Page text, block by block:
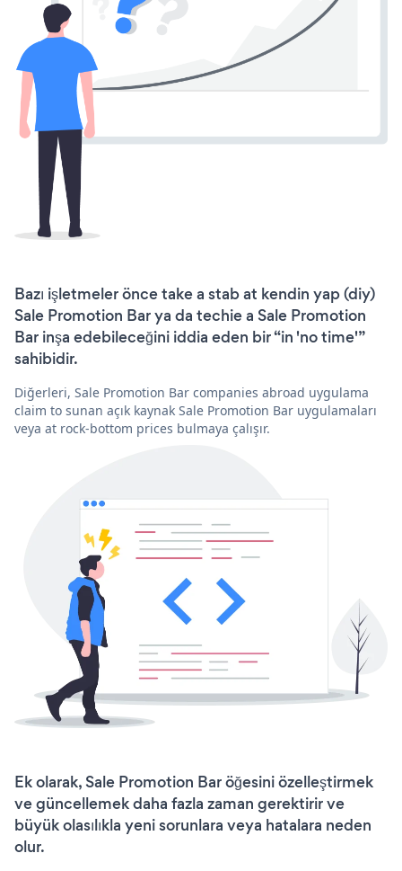
Bazı işletmeler önce take a stab at kendin yap (diy)
Sale Promotion Bar ya da techie a Sale Promotion
Bar inşa edebileceğini iddia eden bir “in 'no time'”
sahibidir.
Diğerleri, Sale Promotion Bar companies abroad uygulama
claim to sunan açık kaynak Sale Promotion Bar uygulamaları
veya at rock-bottom prices bulmaya çalışır.
Ek olarak, Sale Promotion Bar öğesini özelleştirmek
ve güncellemek daha fazla zaman gerektirir ve
büyük olasılıkla yeni sorunlara veya hatalara neden
olur.